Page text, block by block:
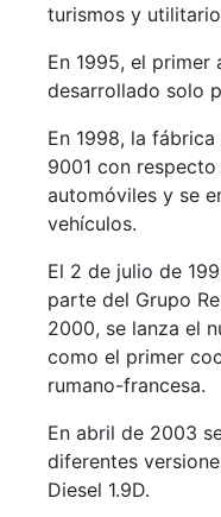
turismos y
En 1995, el
desarrollado solo
En 1998, la
9001 con
automóviles y se
vehículos.
El 2 de julio de
parte del Grupo
2000, se lanza el
como el primer
rumano-francesa.
En abril de 2003
diferentes
Diesel 1.9D.